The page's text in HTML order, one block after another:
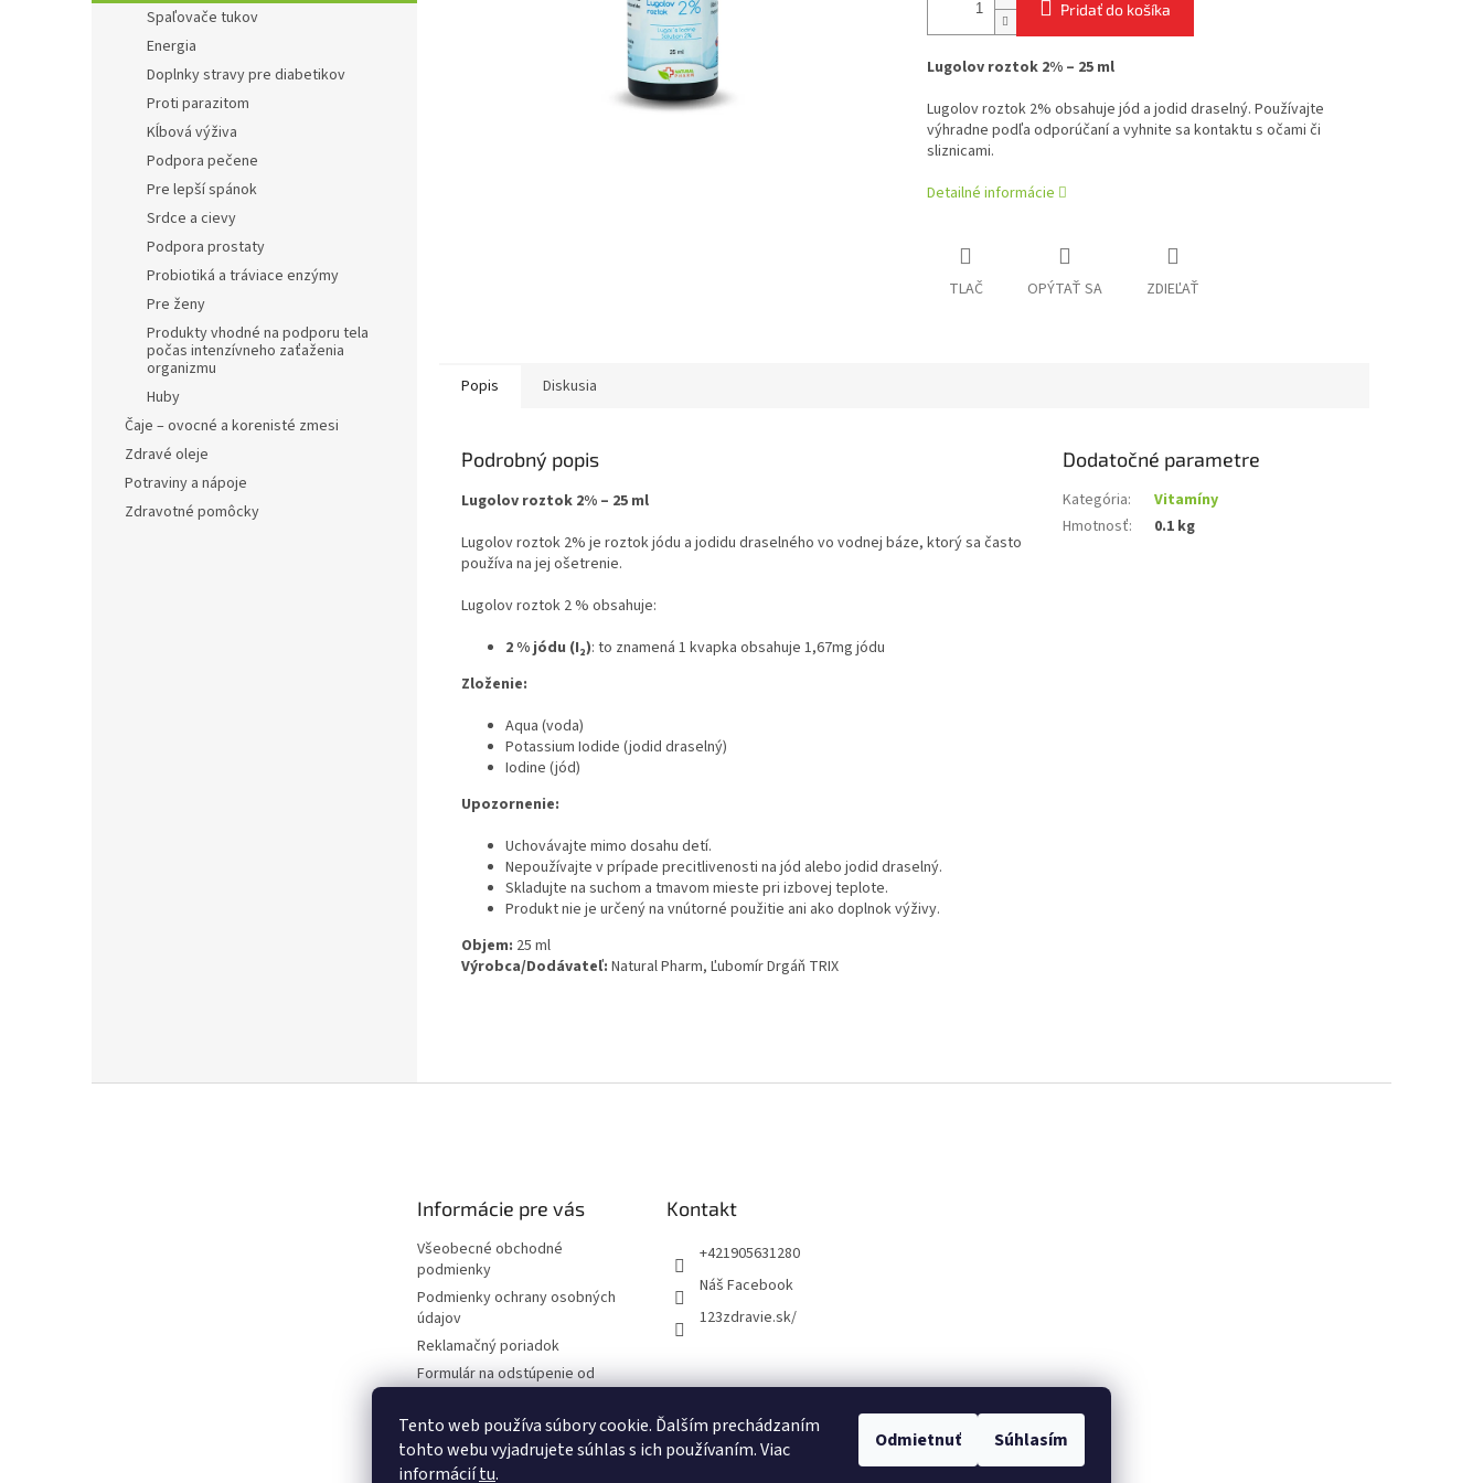
Tento web používa súbory cookie. Ďalším prechádzaním
tohto webu vyjadrujete súhlas s ich používaním. Viac
informáciítu.
Odmietnuť Súhlasím
Spaľovače tukov
Energia
Doplnky stravy pre diabetikov
Proti parazitom
Kĺbová výživa
Podpora pečene
Pre lepší spánok
Srdce a cievy
Podpora prostaty
Probiotiká a tráviace enzýmy
Pre ženy
Produkty vhodné na podporu tela
počas intenzívneho zaťaženia
organizmu
Huby
Čaje – ovocné a korenisté zmesi
Zdravé oleje
Potraviny a nápoje
Zdravotné pomôcky
Pridať do košíka
Lugolov roztok 2% – 25 ml
Lugolov roztok 2% obsahuje jód a jodid draselný. Používajte
výhradne podľa odporúčaní a vyhnite sa kontaktu s očami či
sliznicami.
Detailné informácie
TLAČ OPÝTAŤ SA ZDIEĽAŤ
Popis Diskusia
Podrobný popis
Lugolov roztok 2% – 25 ml
Lugolov roztok 2% je roztok jódu a jodidu draselného vo vodnej báze, ktorý sa často
používa na jej ošetrenie.
Lugolov roztok 2 % obsahuje:
2 % jódu (I₂): to znamená 1 kvapka obsahuje 1,67mg jódu
Zloženie:
Aqua (voda)
Potassium Iodide (jodid draselný)
Iodine (jód)
Upozornenie:
Uchovávajte mimo dosahu detí.
Nepoužívajte v prípade precitlivenosti na jód alebo jodid draselný.
Skladujte na suchom a tmavom mieste pri izbovej teplote.
Produkt nie je určený na vnútorné použitie ani ako doplnok výživy.
Objem: 25 ml
Výrobca/Dodávateľ: Natural Pharm, Ľubomír Drgáň TRIX
Dodatočné parametre
Kategória:
Vitamíny
Hmotnosť: 0.1 kg
Informácie pre vás
Všeobecné obchodné
podmienky
Podmienky ochrany osobných
údajov
Reklamačný poriadok
Formulár na odstúpenie od
Reklamačný formulár
Moja objednávka
Kontakt
+421905631280
Náš Facebook
123zdravie.sk/